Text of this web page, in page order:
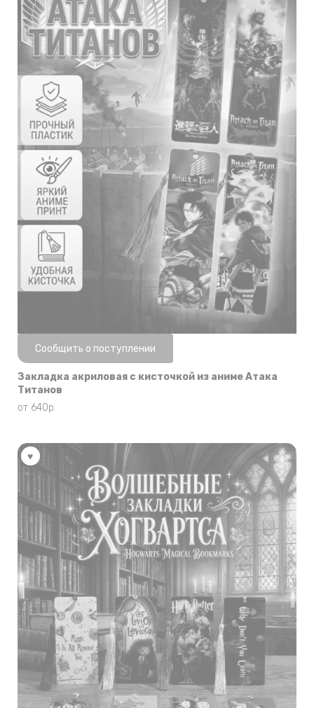
Нет в наличии
Сообщить о поступлении
Закладка акриловая с кисточкой из аниме Атака
Титанов
от 640р.